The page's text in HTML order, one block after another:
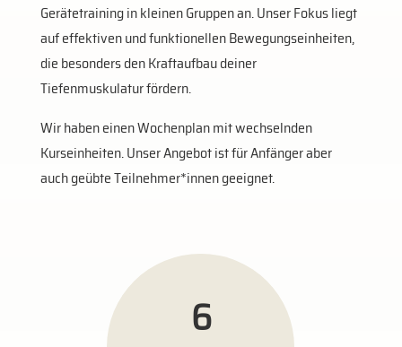
Gerätetraining in kleinen Gruppen an. Unser Fokus liegt
auf effektiven und funktionellen Bewegungseinheiten,
die besonders den Kraftaufbau deiner
Tiefenmuskulatur fördern.
Wir haben einen Wochenplan mit wechselnden
Kurseinheiten. Unser Angebot ist für Anfänger aber
auch geübte Teilnehmer*innen geeignet.
6